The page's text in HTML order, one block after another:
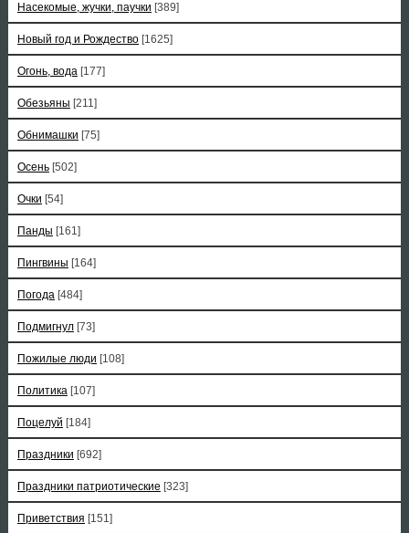
Насекомые, жучки, паучки [389]
Новый год и Рождество [1625]
Огонь, вода [177]
Обезьяны [211]
Обнимашки [75]
Осень [502]
Очки [54]
Панды [161]
Пингвины [164]
Погода [484]
Подмигнул [73]
Пожилые люди [108]
Политика [107]
Поцелуй [184]
Праздники [692]
Праздники патриотические [323]
Приветствия [151]